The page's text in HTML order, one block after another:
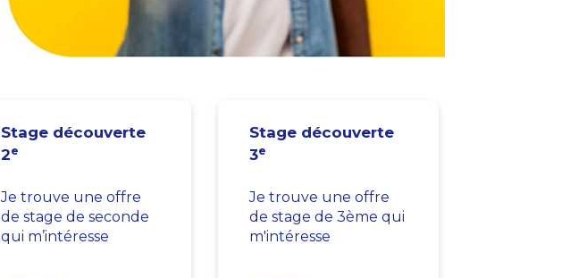
Stage découverte
2e
Je trouve une offre
de stage de seconde
qui m’intéresse
Stage découverte
3e
Je trouve une offre
de stage de 3ème qui
m'intéresse